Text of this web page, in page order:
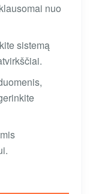
nuo
sistemą